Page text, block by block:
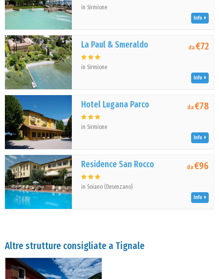
in Sirmione
Info
La Paul & Smeraldo
in Sirmione
da€72
Info
Hotel Lugana Parco
in Sirmione
da€78
Info
Residence San Rocco
in Soiano (Desenzano)
da€96
Info
Altre strutture consigliate a Tignale